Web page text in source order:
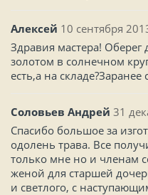
Алексей 10 сентября
Здравия мастера! Оберег
золотом в солнечном
есть,а на складе?Заранее
Соловьев Андрей 31
Спасибо большое за
одолень трава. Все
только мне но и членам
женой для старшей
и светлого, с